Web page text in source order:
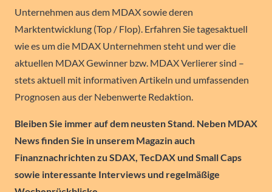
Unternehmen aus dem MDAX sowie deren
Marktentwicklung (Top / Flop). Erfahren Sie tagesaktuell
wie es um die MDAX Unternehmen steht und wer die
aktuellen MDAX Gewinner bzw. MDAX Verlierer sind –
stets aktuell mit informativen Artikeln und umfassenden
Prognosen aus der Nebenwerte Redaktion.
Bleiben Sie immer auf dem neusten Stand. Neben MDAX
News finden Sie in unserem Magazin auch
Finanznachrichten zu SDAX, TecDAX und Small Caps
sowie interessante Interviews und regelmäßige